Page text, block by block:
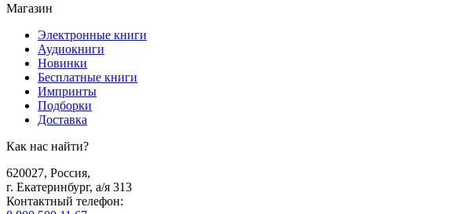
Магазин
Электронные книги
Аудиокниги
Новинки
Бесплатные книги
Импринты
Подборки
Доставка
Как нас найти?
620027, Россия,
г. Екатеринбург, а/я 313
Контактный телефон: